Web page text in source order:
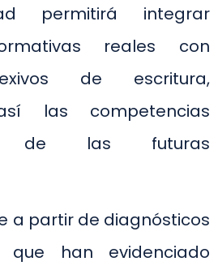
permitirá integrar
reales con
de escritura,
las competencias
de las futuras
a partir de diagnósticos
que han evidenciado